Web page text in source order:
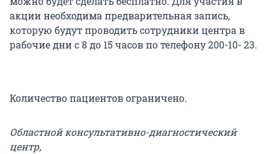
акции необходима предварительная запись,
которую будут проводить сотрудники центра в
рабочие дни с 8 до 15 часов по телефону 200-10- 23.
Количество пациентов ограничено.
Областной консультативно-диагностический
центр,